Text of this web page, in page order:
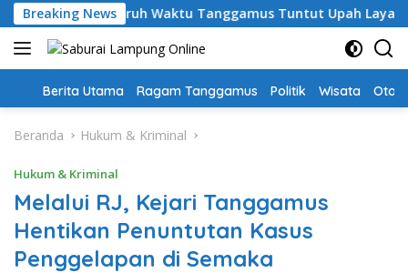
Langsung
ke
konten
Breaking News
Guru PPPK Paruh Waktu Tanggamus Tuntut Upah Layak
Home
Berita Utama Ragam Tanggamus Politik Wisata Oto
Beranda Hukum & Kriminal
Hukum & Kriminal
Melalui RJ, Kejari Tanggamus
Hentikan Penuntutan Kasus
Penggelapan di Semaka